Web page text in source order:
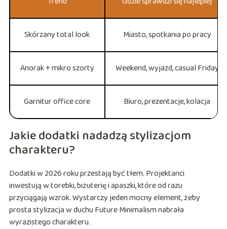
Skórzany total look Miasto, spotkania po pracy
Anorak + mikro szorty Weekend, wyjazd, casual Friday
Garnitur office core Biuro, prezentacje, kolacja
Jakie dodatki nadadzą stylizacjom
charakteru?
Dodatki w 2026 roku przestają być tłem. Projektanci
inwestują w torebki, biżuterię i apaszki, które od razu
przyciągają wzrok. Wystarczy jeden mocny element, żeby
prosta stylizacja w duchu Future Minimalism nabrała
wyrazistego charakteru.